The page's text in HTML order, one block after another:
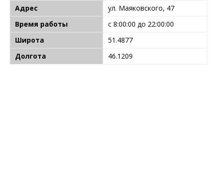
Адрес
ул. Маяковского, 47
Время работы
с 8:00:00 до 22:00:00
Широта
51.4877
Долгота
46.1209